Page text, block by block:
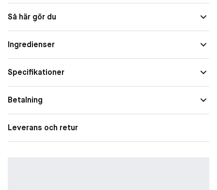
• Pennvässare medföljer nr 01 Black
Formulan är varsam och rik på färgpigment och ger en intensiv
ögonkonturen.
Så här gör du
Ingredienser
Specifikationer
Betalning
Leverans och retur